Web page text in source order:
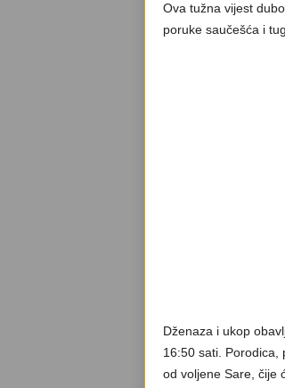
Ova tužna vijest
poruke saučešća i
Dženaza i ukop
16:50 sati. Porodica,
od voljene Sare, čije